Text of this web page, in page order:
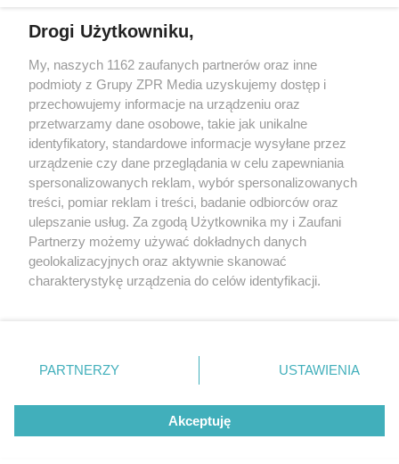
Żaden utwór zamieszczony w serwisie nie może być powielany i
rozpowszechniany lub dalej rozpowszechniany w jakikolwiek sposób
(w tym także elektroniczny lub mechaniczny) na jakimkolwiek polu
eksploatacji w jakiejkolwiek formie, włącznie z umieszczaniem w
Internecie bez pisemnej zgody właściciela praw. Jakiekolwiek użycie
lub wykorzystanie utworów w całości lub w części z naruszeniem
prawa, tzn. bez właściwej zgody, jest zabronione pod groźbą kary i
może być ścigane prawnie.
O nas
Drogi Użytkowniku,
My, naszych 1162 zaufanych partnerów oraz inne
podmioty z Grupy ZPR Media uzyskujemy dostęp i
przechowujemy informacje na urządzeniu oraz
przetwarzamy dane osobowe, takie jak unikalne
identyfikatory, standardowe informacje wysyłane przez
urządzenie czy dane przeglądania w celu zapewniania
spersonalizowanych reklam, wybór spersonalizowanych
treści, pomiar reklam i treści, badanie odbiorców oraz
ulepszanie usług. Za zgodą Użytkownika my i Zaufani
Partnerzy możemy używać dokładnych danych
geolokalizacyjnych oraz aktywnie skanować
charakterystykę urządzenia do celów identyfikacji.
zmienić/wycofać klikając przycisk ustawień prywatności
znajdujący się w lewym dolnym rogu strony
rodzaje przetwarzania danych nie wymagają zgody
użytkownika, ale masz prawo sprzeciwić się takiemu
przetwarzaniu. Preferencje będą miały zastosowanie tylko
PARTNERZY USTAWIENIA
Akceptuję